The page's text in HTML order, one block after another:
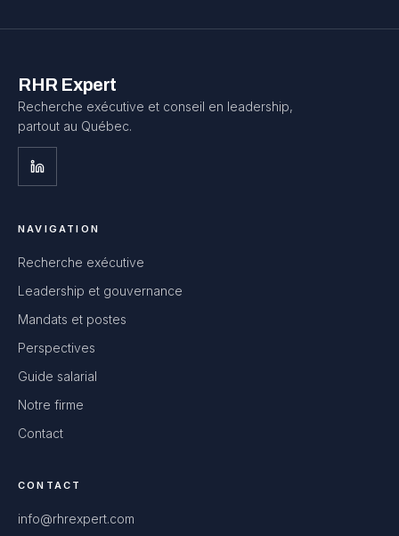
RHR Expert
Recherche exécutive et conseil en leadership,
partout au Québec.
NAVIGATION
Recherche exécutive
Leadership et gouvernance
Mandats et postes
Perspectives
Guide salarial
Notre firme
Contact
CONTACT
info@rhrexpert.com